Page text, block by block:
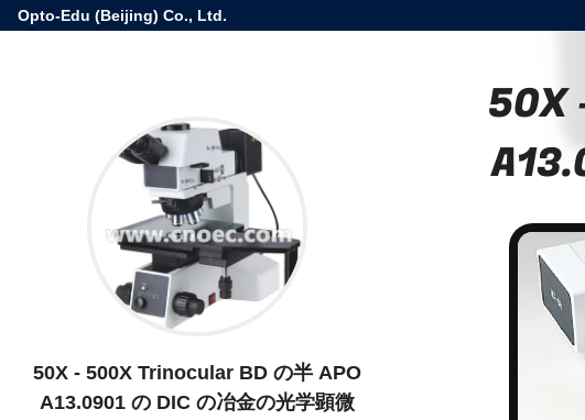
Opto-Edu (Beijing) Co., Ltd.
50X - 500X Trinocular BD の半 APO
A13.0901 の DIC の冶金の光学顕微
50X